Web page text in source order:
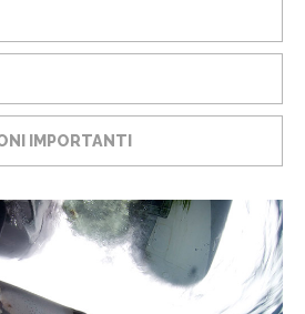
IMPORTANTI